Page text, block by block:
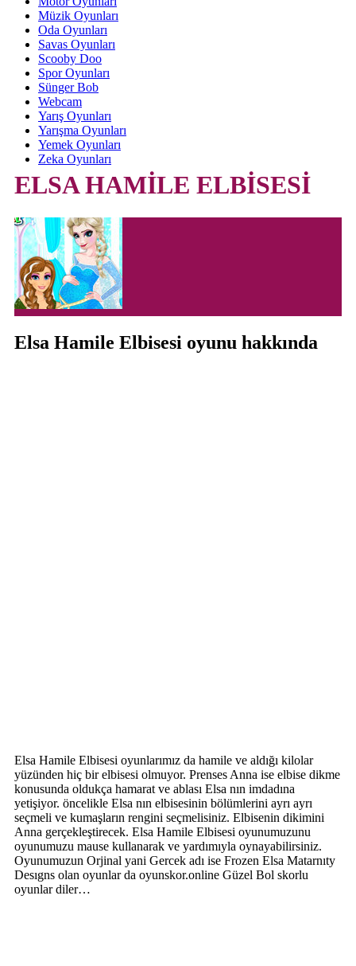
Müzik Oyunları
Oda Oyunları
Savas Oyunları
Scooby Doo
Spor Oyunları
Sünger Bob
Webcam
Yarış Oyunları
Yarışma Oyunları
Yemek Oyunları
Zeka Oyunları
ELSA HAMİLE ELBİSESİ
Elsa Hamile Elbisesi oyunu hakkında
Elsa Hamile Elbisesi oyunlarımız da hamile ve aldığı kilolar
yüzünden hiç bir elbisesi olmuyor. Prenses Anna ise elbise dikme
konusunda oldukça hamarat ve ablası Elsa nın imdadına
yetişiyor. öncelikle Elsa nın elbisesinin bölümlerini ayrı ayrı
seçmeli ve kumaşların rengini seçmelisiniz. Elbisenin dikimini
Anna gerçekleştirecek. Elsa Hamile Elbisesi oyunumuzunu
oyunumuzu mause kullanarak ve yardımıyla oynayabilirsiniz.
Oyunumuzun Orjinal yani Gercek adı ise Frozen Elsa Matarnıty
Desıgns olan oyunlar da oyunskor.online Güzel Bol skorlu
oyunlar diler…